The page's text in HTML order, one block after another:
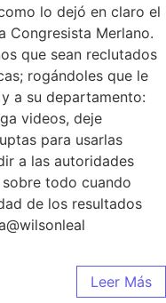
lo dejó en claro el
Congresista Merlano.
que sean reclutados
rogándoles que le
a su departamento:
videos, deje
para usarlas
a las autoridades
todo cuando
de los resultados
Leer Más